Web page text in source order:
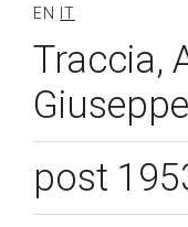
EN IT
Traccia,
post